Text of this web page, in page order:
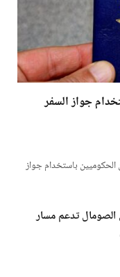
جواز السفر
الحكوميين باستخدام جواز
تدعم مسار